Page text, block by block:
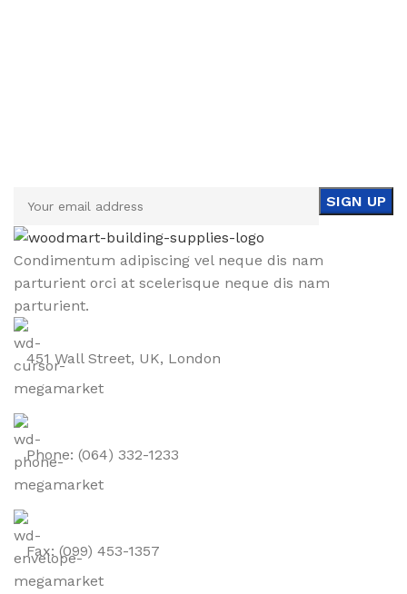
Condimentum adipiscing vel neque dis nam
parturient orci at scelerisque neque dis nam
parturient.
451 Wall Street, UK, London
Phone: (064) 332-1233
Fax: (099) 453-1357